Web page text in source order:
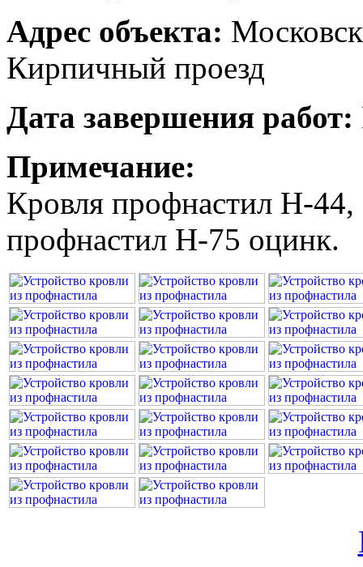
Адрес объекта:
Кирпичный проезд
Дата завершения работ:
Примечание:
Кровля профнастил Н-
профнастил Н-75 оцинк.